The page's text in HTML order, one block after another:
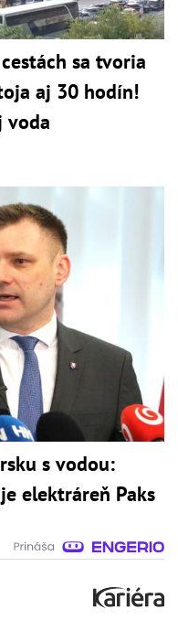
sa tvoria
aj 30 hodín!
voda
s vodou:
elektráreň Paks